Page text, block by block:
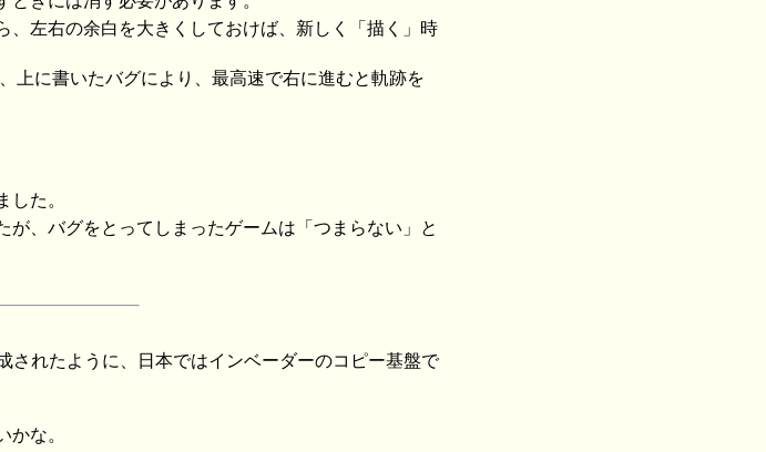
左右の余白を大きくしておけば、新しく「描く」時
上に書いたバグにより、最高速で右に進むと軌跡を
した。
、バグをとってしまったゲームは「つまらない」と
されたように、日本ではインベーダーのコピー基盤で
かな。